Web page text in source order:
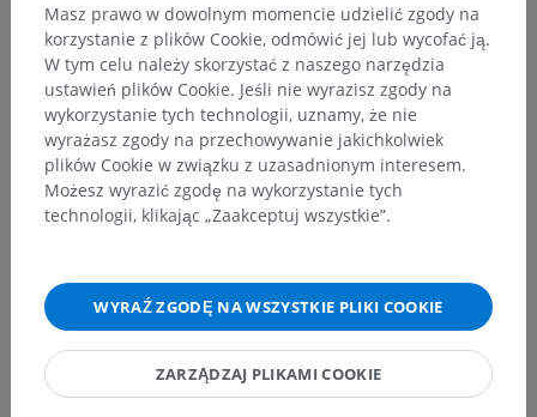
Masz prawo w dowolnym momencie udzielić zgody na
korzystanie z plików Cookie, odmówić jej lub wycofać ją.
W tym celu należy skorzystać z naszego narzędzia
ustawień plików Cookie. Jeśli nie wyrazisz zgody na
wykorzystanie tych technologii, uznamy, że nie
wyrażasz zgody na przechowywanie jakichkolwiek
plików Cookie w związku z uzasadnionym interesem.
Możesz wyrazić zgodę na wykorzystanie tych
technologii, klikając „Zaakceptuj wszystkie”.
WYRAŹ ZGODĘ NA WSZYSTKIE PLIKI COOKIE
ZARZĄDZAJ PLIKAMI COOKIE